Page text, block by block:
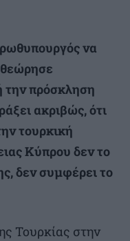
να
θεώρησε
την πρόσκληση
ακριβώς, ότι
τουρκική
Κύπρου δεν το
δεν συμφέρει το
Τουρκίας στην